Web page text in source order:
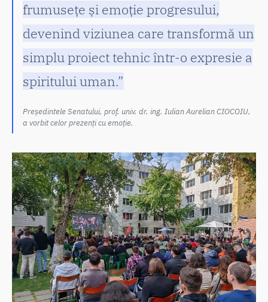
frumusețe și emoție progresului,
devenind viziunea care transformă un
simplu proiect tehnic într-o expresie a
spiritului uman.”
Președintele Senatului, prof. univ. dr. ing. Iulian Aurelian CIOCOIU,
a vorbit celor prezenți cu emoție.